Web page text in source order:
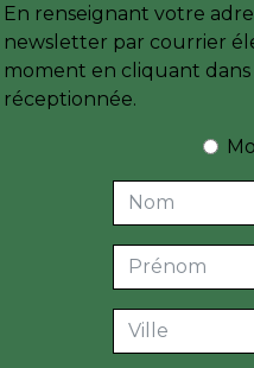
En renseignant votre
newsletter par courrier
moment en cliquant
réceptionnée.